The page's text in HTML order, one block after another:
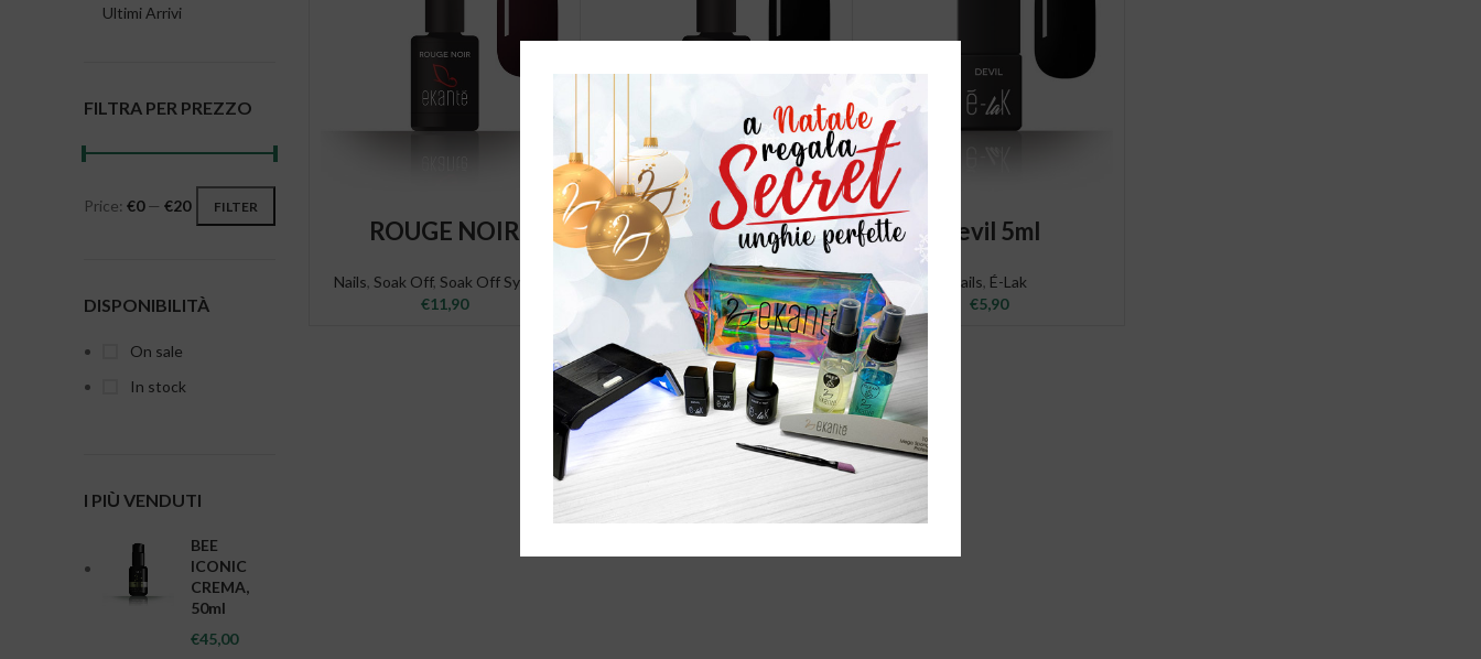
Ultimi Arrivi
FILTRA PER PREZZO
Min price
Max price FILTER
Price: €0— €20
DISPONIBILITÀ
On sale
In stock
I PIÙ VENDUTI
BEE
ICONIC
CREMA,
50ml
€45,00
ROUGE NOIR
Nails,Soak Off,Soak Off System
€11,90
ADD TO CART
BLACK
Nails,Soak Off
€11,90
Devil 5ml
Nails, É-Lak
€5,90